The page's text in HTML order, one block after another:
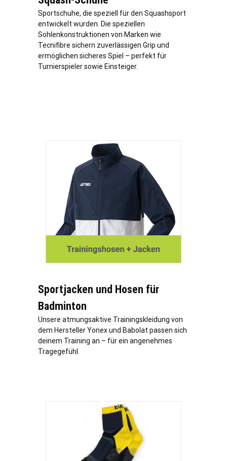
Sportschuhe, die speziell für den Squashsport
entwickelt wurden. Die speziellen
Sohlenkonstruktionen von Marken wie
Tecnifibre sichern zuverlässigen Grip und
ermöglichen sicheres Spiel – perfekt für
Turnierspieler sowie Einsteiger.
Sportjacken und Hosen für
Badminton
Unsere atmungsaktive Trainingskleidung von
dem Hersteller Yonex und Babolat passen sich
deinem Training an – für ein angenehmes
Tragegefühl.